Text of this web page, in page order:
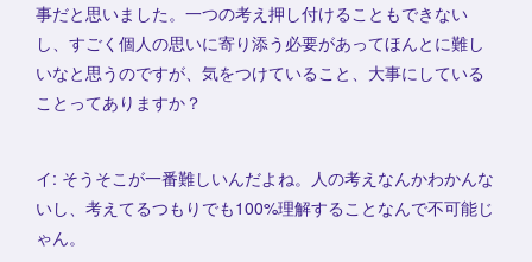
事だと思いました。一つの考え押し付けることもできない
し、すごく個人の思いに寄り添う必要があってほんとに難し
いなと思うのですが、気をつけていること、大事にしている
ことってありますか？
イ: そうそこが一番難しいんだよね。人の考えなんかわかんな
いし、考えてるつもりでも100%理解することなんで不可能じ
ゃん。